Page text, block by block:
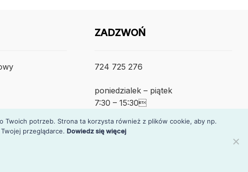
ZADZWOŃ
724 725 276
poniedzialek – piątek
7:30 – 15:30
potrzeb. Strona ta korzysta również z plików cookie, aby np.
przeglądarce. Dowiedz się więcej